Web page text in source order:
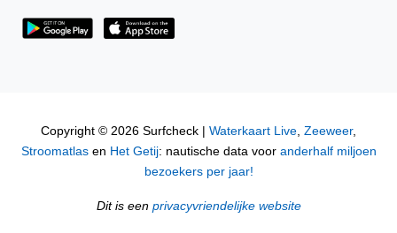
Copyright © 2026 Surfcheck | Waterkaart Live, Zeeweer,
Stroomatlasen Het Getij: nautische data voor anderhalf miljoen
bezoekers per jaar!
Dit is een privacyvriendelijke website